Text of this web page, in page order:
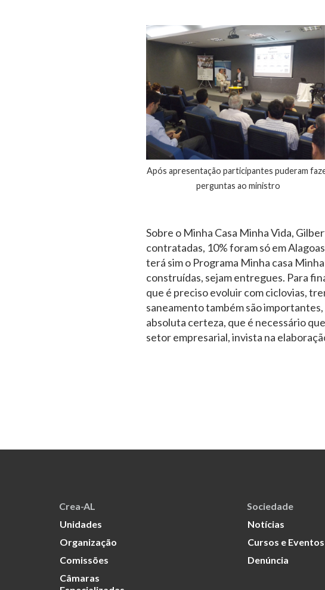
Após apresentação participantes puderam
perguntas ao ministro
Sobre o Minha Casa Minha Vida,
contratadas, 10% foram só em
terá sim o Programa Minha casa
construídas, sejam entregues. Para
que é preciso evoluir com ciclovias,
saneamento também são
absoluta certeza, que é necessário
setor empresarial, invista na
Crea-AL
Unidades
Organização
Comissões
Câmaras
Sociedade
Notícias
Cursos e Eventos
Denúncia